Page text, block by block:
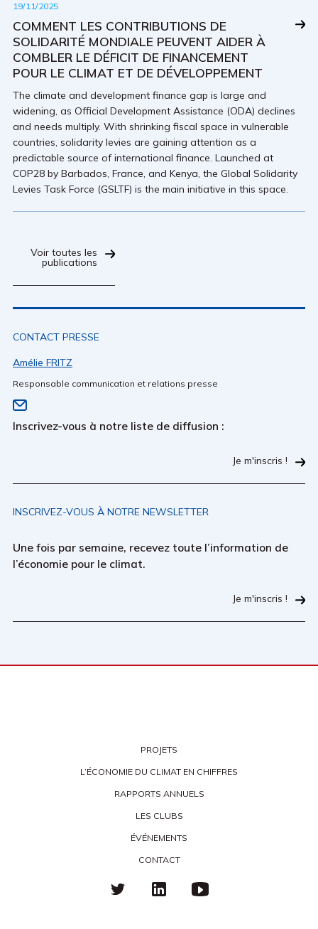
19/11/2025
COMMENT LES CONTRIBUTIONS DE
SOLIDARITÉ MONDIALE PEUVENT AIDER À
COMBLER LE DÉFICIT DE FINANCEMENT
POUR LE CLIMAT ET DE DÉVELOPPEMENT
The climate and development finance gap is large and
widening, as Official Development Assistance (ODA) declines
and needs multiply. With shrinking fiscal space in vulnerable
countries, solidarity levies are gaining attention as a
predictable source of international finance. Launched at
COP28 by Barbados, France, and Kenya, the Global Solidarity
Levies Task Force (GSLTF) is the main initiative in this space.
Voir toutes les
publications
CONTACT PRESSE
Amélie FRITZ
Responsable communication et relations presse
Inscrivez-vous à notre liste de diffusion :
Je m'inscris !
INSCRIVEZ-VOUS À NOTRE NEWSLETTER
Une fois par semaine, recevez toute l’information de
l’économie pour le climat.
Je m'inscris !
PROJETS
L’ÉCONOMIE DU CLIMAT EN CHIFFRES
RAPPORTS ANNUELS
LES CLUBS
ÉVÉNEMENTS
CONTACT